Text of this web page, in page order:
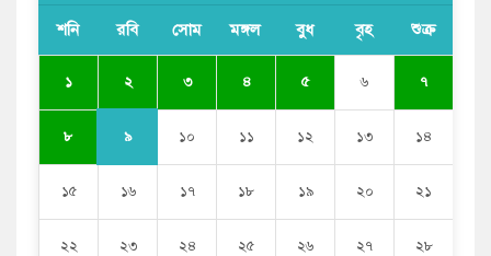
শনি রবি সোম মঙ্গল বুধ বৃহ শুক্র
১ ২ ৩ ৪ ৫ ৬ ৭
৮ ৯ ১০ ১১ ১২ ১৩ ১৪
১৫ ১৬ ১৭ ১৮ ১৯ ২০ ২১
২২ ২৩ ২৪ ২৫ ২৬ ২৭ ২৮